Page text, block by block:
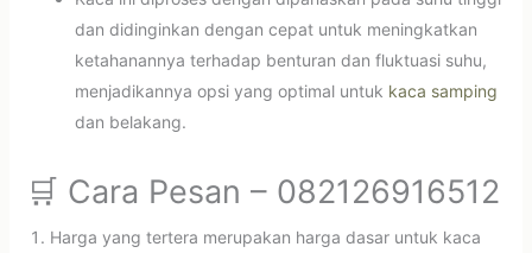
dan didinginkan dengan cepat untuk meningkatkan
ketahanannya terhadap benturan dan fluktuasi suhu,
menjadikannya opsi yang optimal untuk kaca samping
dan belakang.
🛒 Cara Pesan – 082126916512
Harga yang tertera merupakan harga dasar untuk kaca